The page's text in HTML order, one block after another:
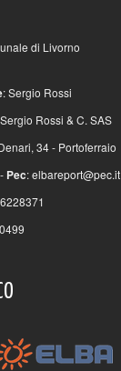
di Livorno
: Sergio Rossi
Rossi & C. SAS
34 - Portoferraio
- Pec:elbareport@pec.it